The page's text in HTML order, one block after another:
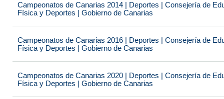
Campeonatos de Canarias 2014 | Deportes | Consejería de
Física y Deportes | Gobierno de Canarias
Campeonatos de Canarias 2016 | Deportes | Consejería de
Física y Deportes | Gobierno de Canarias
Campeonatos de Canarias 2020 | Deportes | Consejería de
Física y Deportes | Gobierno de Canarias